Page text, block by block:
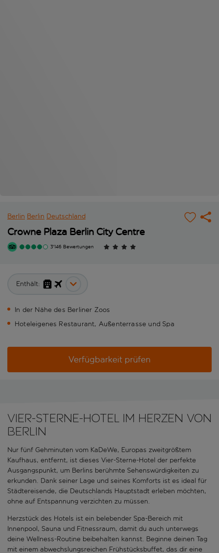
Berlin Berlin Deutschland
Crowne Plaza Berlin City Centre
3'146 Bewertungen
Enthält:
In der Nähe des Berliner Zoos
Hoteleigenes Restaurant, Außenterrasse und Spa
Verfügbarkeit prüfen
Vier-Sterne-Hotel im Herzen von
Berlin
Nur fünf Gehminuten vom KaDeWe, Europas zweitgrößtem
Kaufhaus, entfernt, ist dieses Vier-Sterne-Hotel der perfekte
Ausgangspunkt, um Berlins berühmte Sehenswürdigkeiten zu
erkunden. Dank seiner Lage und seines Komforts ist es ideal für
Städtereisende, die Deutschlands Hauptstadt erleben möchten,
ohne auf Entspannung verzichten zu müssen.
Herzstück des Hotels ist ein belebender Spa-Bereich mit
Innenpool, Sauna und Fitnessraum, damit du auch unterwegs
deine Wellness-Routine beibehalten kannst. Beginne deinen Tag
mit einem abwechslungsreichen Frühstücksbuffet, das dir eine